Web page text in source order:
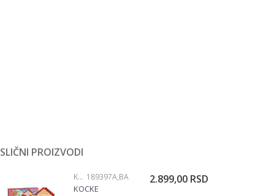
SLIČNI PROIZVODI
KOCKE 189397A,BA
KOCKE
2.899,00 RSD